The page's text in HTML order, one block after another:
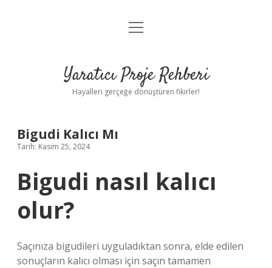
Anasayfa
Yasal Uyarı
menüyü
Yaratıcı Proje Rehberi
Hayalleri gerçeğe dönüştüren fikirler!
Bigudi Kalıcı Mı
Tarih: Kasım 25, 2024
Bigudi nasıl kalıcı
olur?
Saçınıza bigudileri uyguladıktan sonra, elde edilen
sonuçların kalıcı olması için saçın tamamen